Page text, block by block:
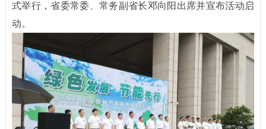
式举行，省委常委、常务副省长邓向阳出席并宣布活动启
动。